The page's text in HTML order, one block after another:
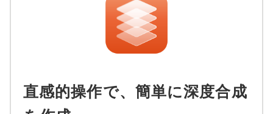
直感的操作で、簡単に深度合成